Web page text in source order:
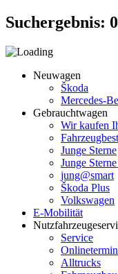
Suchergebnis: 0
Neuwagen
Škoda
Mercedes-
Gebrauchtwagen
Wir kaufen
Junge Sterne
Junge
jung@smart
Škoda Plus
Volkswagen
E-Mobilität
Service
Alltrucks